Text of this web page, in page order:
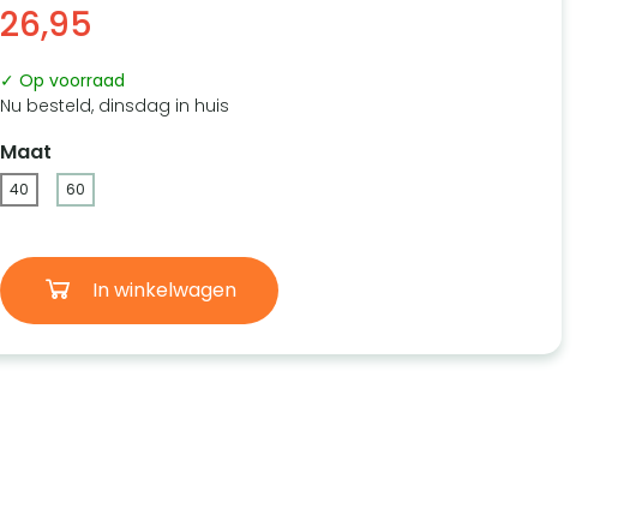
26,95
✓ Op voorraad
Nu besteld, dinsdag in huis
Maat
40 60
In winkelwagen